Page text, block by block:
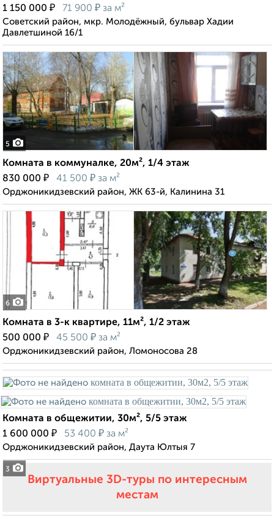
1 150 000 ₽ 71 900 ₽ за м²
Советский район, мкр. Молодёжный, бульвар Хадии
Давлетшиной 16/1
5
Комната в коммуналке, 20м², 1/4 этаж
830 000 ₽ 41 500 ₽ за м²
Орджоникидзевский район, ЖК 63-й, Калинина 31
6
Комната в 3-к квартире, 11м², 1/2 этаж
500 000 ₽ 45 500 ₽ за м²
Орджоникидзевский район, Ломоносова 28
3
Комната в общежитии, 30м², 5/5 этаж
1 600 000 ₽ 53 400 ₽ за м²
Орджоникидзевский район, Даута Юлтыя 7
Виртуальные 3D-туры по интересным
местам